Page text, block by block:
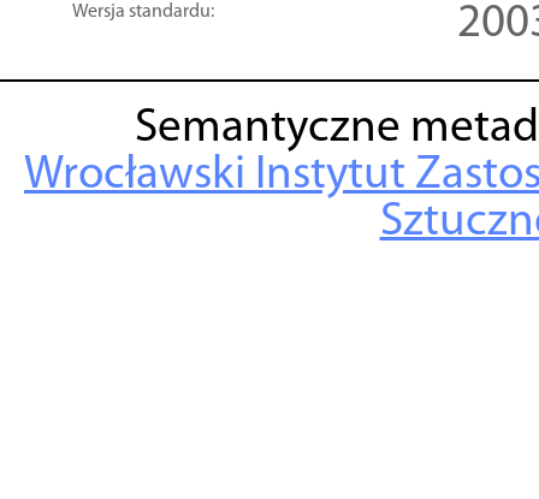
Wersja standardu:
Semantyczne
Wrocławski Instytut